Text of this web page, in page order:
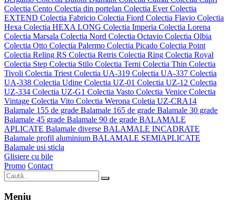
Colectia Cento Colectia din portelan Colectia EverColectia
EXTEND Colectia Fabricio Colectia Fiord Colectia Flavio Colectia
Hexa Colectia HEXA LONG Colectia Imperia Colectia Lorena
Colectia Marsala Colectia Nord Colectia Octavio Colectia Olbia
Colectia Otto Colectia Palermo Colectia Picado Colectia Point
Colectia Reling RS Colectia Retris Colectia Ring Colectia Royal
Colectia Step Colectia Stilo Colectia Terni Colectia Thin Colectia
Tivoli Colectia Triest Colectia UA-319 Colectia UA-337 Colectia
UA-338 Colectia Udine Colectia UZ-01 Colectia UZ-12 Colectia
UZ-334 Colectia UZ-G1 Colectia Vasto Colectia Venice Colectia
Vintage Colectia Vito Colectia Werona Coletia UZ-CRA14
Balamale 155 de grade Balamale 165 de grade Balamale 30 grade
Balamale 45 grade Balamale 90 de grade BALAMALE
APLICATE Balamale diverse BALAMALE INCADRATE
Balamale profil aluminium BALAMALE SEMIAPLICATE
Balamale usi sticla
Glisiere cu bile
Promo Contact
Meniu